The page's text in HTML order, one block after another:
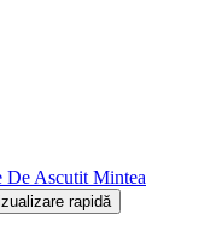
rapidă